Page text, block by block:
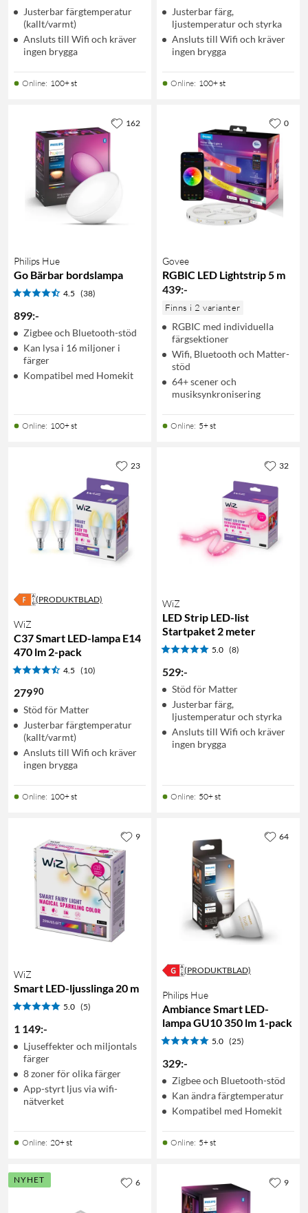
Justerbar färgtemperatur
(kallt/varmt)
Ansluts till Wifi och kräver
ingen brygga
Online: 100+ st
Justerbar färg,
ljustemperatur och styrka
Ansluts till Wifi och kräver
ingen brygga
Online: 100+ st
Philips Hue
Go Bärbar bordslampa
4.5 (38)
899:-
Zigbee och Bluetooth-stöd
Kan lysa i 16 miljoner i
färger
Kompatibel med Homekit
Online: 100+ st
162
Govee
RGBIC LED Lightstrip 5 m
439:-
Finns i 2 varianter
RGBIC med individuella
färgsektioner
Wifi, Bluetooth och Matter-
stöd
64+ scener och
musiksynkronisering
Online: 5+ st
0
(PRODUKTBLAD)
WiZ
C37 Smart LED-lampa E14
470 lm 2-pack
4.5 (10)
27990
Stöd för Matter
Justerbar färgtemperatur
(kallt/varmt)
Ansluts till Wifi och kräver
ingen brygga
Online: 100+ st
23
WiZ
LED Strip LED-list
Startpaket 2 meter
5.0 (8)
529:-
Stöd för Matter
Justerbar färg,
ljustemperatur och styrka
Ansluts till Wifi och kräver
ingen brygga
Online: 50+ st
32
WiZ
Smart LED-ljusslinga 20 m
5.0 (5)
1 149:-
Ljuseffekter och miljontals
färger
8 zoner för olika färger
App-styrt ljus via wifi-
nätverket
Online: 20+ st
9
(PRODUKTBLAD)
Philips Hue
Ambiance Smart LED-
lampa GU10 350 lm 1-pack
5.0 (25)
329:-
Zigbee och Bluetooth-stöd
Kan ändra färgtemperatur
Kompatibel med Homekit
Online: 5+ st
64
NYHET 6 9